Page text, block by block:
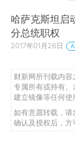
哈萨克斯坦启
分总统职权
2017年01月26日
财新网所刊载内
专属所有或持有
建立镜像等任何使
如有意愿转载，请
确认及授权后，方